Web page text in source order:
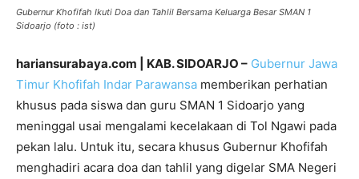
Gubernur Khofifah Ikuti Doa dan Tahlil Bersama Keluarga Besar SMAN 1
Sidoarjo (foto : ist)
hariansurabaya.com | KAB. SIDOARJO – Gubernur Jawa
Timur Khofifah Indar Parawansa memberikan perhatian
khusus pada siswa dan guru SMAN 1 Sidoarjo yang
meninggal usai mengalami kecelakaan di Tol Ngawi pada
pekan lalu. Untuk itu, secara khusus Gubernur Khofifah
menghadiri acara doa dan tahlil yang digelar SMA Negeri